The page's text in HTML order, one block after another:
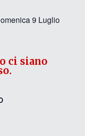
9 Luglio
ci siano